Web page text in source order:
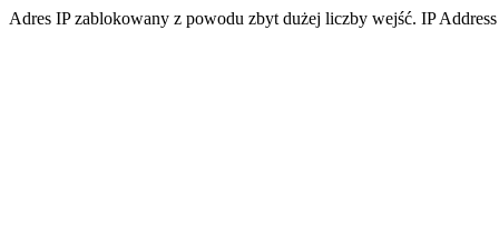
Adres IP zablokowany z powodu zbyt dużej liczby wejść. IP